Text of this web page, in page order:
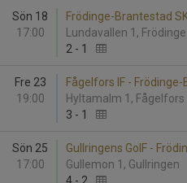
Sön 18
17:00
Frödinge-Brantestad
Lundavallen 1, Frödinge
2 - 1
Fre 23
19:00
Fågelfors IF -
Hyltamalm 1, Fågelfors
3 - 1
Sön 25
17:00
Gullringens GoIF -
Gullemon 1, Gullringen